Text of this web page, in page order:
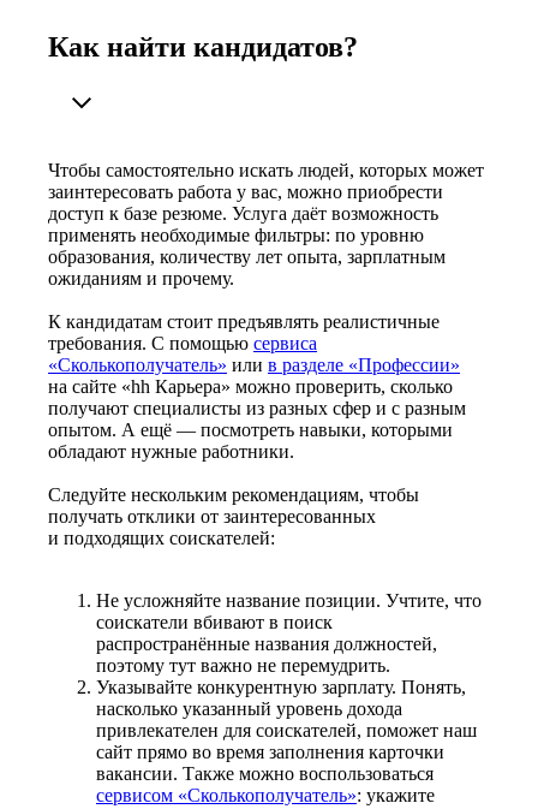
Как найти кандидатов?
Чтобы самостоятельно искать людей, которых может
заинтересовать работа у вас, можно приобрести
доступ к базе резюме. Услуга даёт возможность
применять необходимые фильтры: по уровню
образования, количеству лет опыта, зарплатным
ожиданиям и прочему.
К кандидатам стоит предъявлять реалистичные
требования. С помощью сервиса
«Сколькополучатель» или в разделе «Профессии»
на сайте «hh Карьера» можно проверить, сколько
получают специалисты из разных сфер и с разным
опытом. А ещё — посмотреть навыки, которыми
обладают нужные работники.
Следуйте нескольким рекомендациям, чтобы
получать отклики от заинтересованных
и подходящих соискателей:
Не усложняйте название позиции. Учтите, что
соискатели вбивают в поиск
распространённые названия должностей,
поэтому тут важно не перемудрить.
Указывайте конкурентную зарплату. Понять,
насколько указанный уровень дохода
привлекателен для соискателей, поможет наш
сайт прямо во время заполнения карточки
вакансии. Также можно воспользоваться
сервисом «Сколькополучатель»: укажите